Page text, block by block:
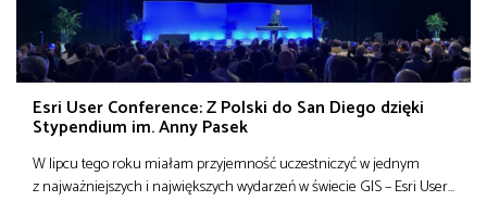
Esri User Conference: Z Polski do San Diego dzięki
Stypendium im. Anny Pasek
W lipcu tego roku miałam przyjemność uczestniczyć w jednym
z najważniejszych i największych wydarzeń w świecie GIS – Esri User…